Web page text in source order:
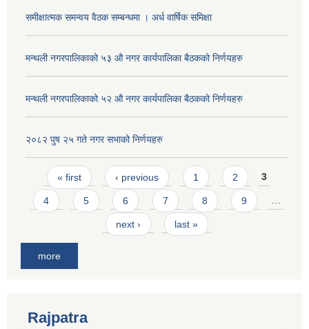
समीक्षात्मक समन्वय वैठक सम्बन्धमा । अर्ध वार्षिक समिक्षा
मन्थली नगरपालिकाको ५३ औ नगर कार्यपालिका बैठकको निर्णयहरु
मन्थली नगरपालिकाको ५२ औ नगर कार्यपालिका बैठकको निर्णयहरु
२०८२ पुष २५ गते नगर सभाको निर्णयहरु
Pages
« first ‹ previous 1 2 3
4 5 6 7 8 9 …
next › last »
more
Rajpatra